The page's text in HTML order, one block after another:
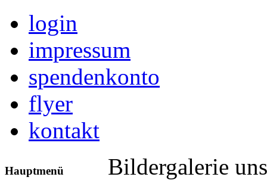
login
impressum
spendenkonto
flyer
kontakt
Hauptmenü
Bildergalerie